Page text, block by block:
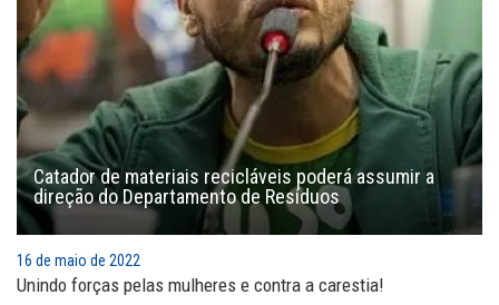
Catador de materiais recicláveis poderá assumir a
direção do Departamento de Resíduos
16 de maio de 2022
Unindo forças pelas mulheres e contra a carestia!